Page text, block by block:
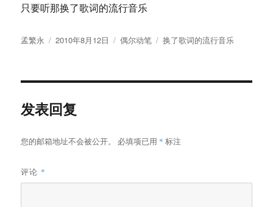
只要听那换了歌词的流行音乐
作
孟繁永
发
2010年8月12日
分
偶尔动笔
标
换了歌词的流行音乐
发表回复
您的邮箱地址不会被公开。 必填项已用 * 标注
评论 *